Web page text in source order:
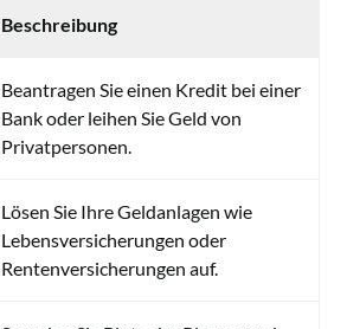
Beschreibung
Beantragen Sie einen Kredit bei einer
Bank oder leihen Sie Geld von
Privatpersonen.
Lösen Sie Ihre Geldanlagen wie
Lebensversicherungen oder
Rentenversicherungen auf.